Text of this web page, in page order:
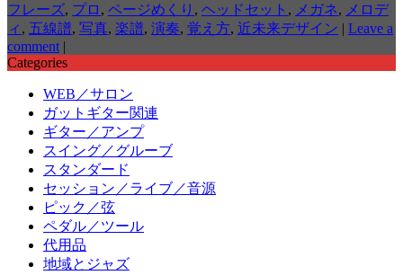
フレーズ, プロ , ページめくり , ヘッドセット , メガネ, メロデ
ィ , 五線譜, 写真, 楽譜, 演奏, 覚え方, 近未来デザイン | Leave a
comment |
Categories
WEB／サロン
ガットギター関連
ギター／アンプ
スイング／グルーブ
スタンダード
セッション／ライブ／音源
ピック／弦
ペダル／ツール
代用品
地域とジャズ